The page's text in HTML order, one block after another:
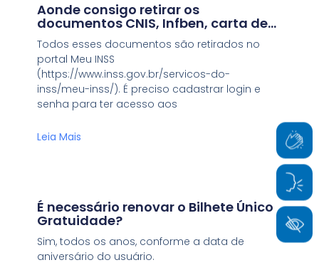
Aonde consigo retirar os
documentos CNIS, Infben, carta de
concessão e detalhamento de
crédito?
Todos esses documentos são retirados no
portal Meu INSS
(https://www.inss.gov.br/servicos-do-
inss/meu-inss/). É preciso cadastrar login e
senha para ter acesso aos
Leia Mais
É necessário renovar o Bilhete Único
Gratuidade?
Sim, todos os anos, conforme a data de
aniversário do usuário.